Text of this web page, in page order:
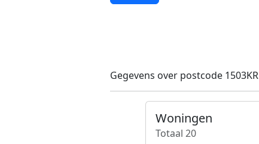
Gegevens over postcode 1503KR
Woningen
Totaal 20